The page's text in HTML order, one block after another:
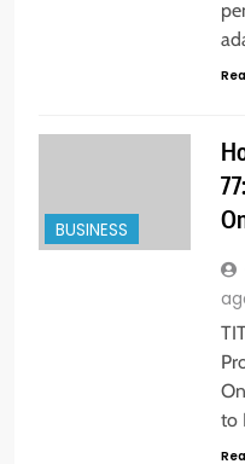
BUSINESS
to